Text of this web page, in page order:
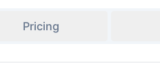
Pricing